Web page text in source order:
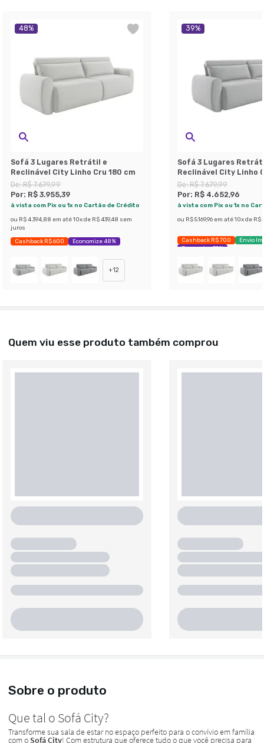
48%
Sofá 3 Lugares Retrátil e
Reclinável City Linho Cru 180 cm
De:R$ 7.679,99
Por: R$ 3.955,39
à vista com Pix ou 1x no Cartão de Crédito
ou R$ 4.394,88 em até 10x de R$ 439,48 sem
juros
Cashback R$ 600 Economize 48%
+12
39%
Sofá 3 Lugares
Reclinável City Linho
180 cm
De:R$ 7.679,99
Por: R$ 4.652,96
à vista com Pix ou 1x no
ou R$ 5.169,96 em até 10x de R$
Cashback R$ 700
Envio
Economize 39%
Quem viu esse produto também comprou
Sobre o produto